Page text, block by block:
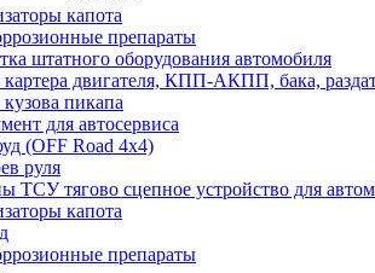
капота
препараты
штатного оборудования автомобиля
картера двигателя, КПП-АКПП, бака,
пикапа
для автосервиса
(OFF Road 4x4)
руля
ТСУ тягово сцепное устройство для
капота
препараты